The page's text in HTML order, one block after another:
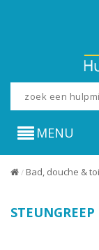
MENU
/ Bad, douche &
STEUNGREEP